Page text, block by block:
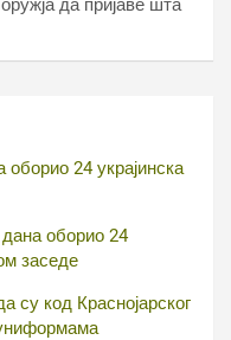
24 украјинска
оборио 24
заседе
су код Краснојарског